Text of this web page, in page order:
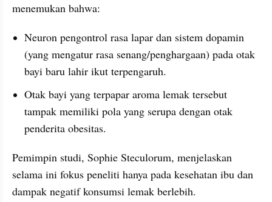
menemukan bahwa:
Neuron pengontrol rasa lapar dan sistem dopamin
(yang mengatur rasa senang/penghargaan) pada otak
bayi baru lahir ikut terpengaruh.
Otak bayi yang terpapar aroma lemak tersebut
tampak memiliki pola yang serupa dengan otak
penderita obesitas.
Pemimpin studi, Sophie Steculorum, menjelaskan
selama ini fokus peneliti hanya pada kesehatan ibu dan
dampak negatif konsumsi lemak berlebih.